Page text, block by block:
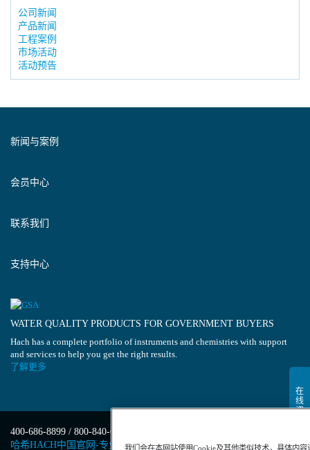
公司新闻
产品新闻
工程案例
市场活动
活动预告
新闻与案例
会员中心
联系我们
支持中心
WATER QUALITY PRODUCTS FOR GOVERNMENT BUYERS
Hach has a complete portfolio of instruments and chemistries with support
and services to help you get the right results.
了解更多
400-686-8899 / 800-840-6026
哈希HACH中国官网-专业水质分析仪器我们会在本网站使用Cookie及其他类似技术，具体内